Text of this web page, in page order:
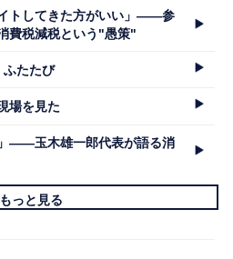
トしてきた方がいい」――参
費税減税という"愚策"
ふたたび
場を見た
――玉木雄一郎代表が語る消
もっと見る